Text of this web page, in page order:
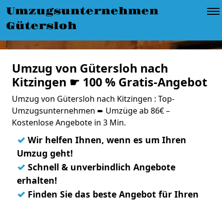
Umzugsunternehmen
Gütersloh
Umzug von Gütersloh nach
Kitzingen ☛ 100 % Gratis-Angebot
Umzug von Gütersloh nach Kitzingen : Top-
Umzugsunternehmen ➨ Umzüge ab 86€ –
Kostenlose Angebote in 3 Min.
✓ Wir helfen Ihnen, wenn es um Ihren
Umzug geht!
✓ Schnell & unverbindlich Angebote
erhalten!
✓ Finden Sie das beste Angebot für Ihren